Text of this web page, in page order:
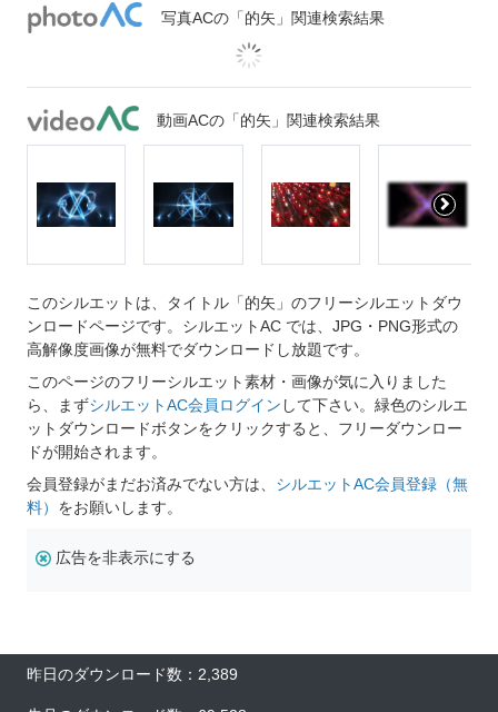
写真ACの「的矢」関連検索結果
動画ACの「的矢」関連検索結果
このシルエットは、タイトル「的矢」のフリーシルエットダウ
ンロードページです。シルエットAC では、JPG・PNG形式の
高解像度画像が無料でダウンロードし放題です。
このページのフリーシルエット素材・画像が気に入りました
ら、まずシルエットAC会員ログイン して下さい。緑色のシルエ
ットダウンロードボタンをクリックすると、フリーダウンロー
ドが開始されます。
会員登録がまだお済みでない方は、 シルエットAC会員登録（無
料） をお願いします。
広告を非表示にする
昨日のダウンロード数：2,389